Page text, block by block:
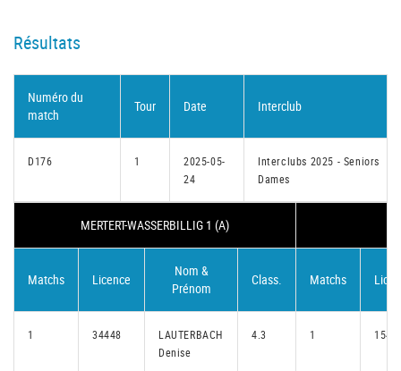
Résultats
Numéro du
match
Tour Date Interclub
D176 1
2025-05-
24
Interclubs 2025 - Seniors
Dames
MERTERT-WASSERBILLIG 1 (A)
Matchs Licence
Nom &
Prénom
Class. Matchs
1 34448
LAUTERBACH
Denise
4.3 1